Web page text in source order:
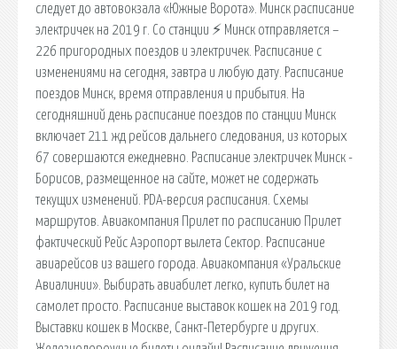
следует до автовокзала «Южные Ворота». Минск расписание
электричек на 2019 г. Со станции ⚡ Минск отправляется –
226 пригородных поездов и электричек. Расписание с
изменениями на сегодня, завтра и любую дату. Расписание
поездов Минск, время отправления и прибытия. На
сегодняшний день расписание поездов по станции Минск
включает 211 жд рейсов дальнего следования, из которых
67 совершаются ежедневно. Расписание электричек Минск -
Борисов, размещенное на сайте, может не содержать
текущих изменений. PDA-версия расписания. Схемы
маршрутов. Авиакомпания Прилет по расписанию Прилет
фактический Рейс Аэропорт вылета Сектор. Расписание
авиарейсов из вашего города. Авиакомпания «Уральские
Авиалинии». Выбирать авиабилет легко, купить билет на
самолет просто. Расписание выставок кошек на 2019 год.
Выставки кошек в Москве, Санкт-Петербурге и других.